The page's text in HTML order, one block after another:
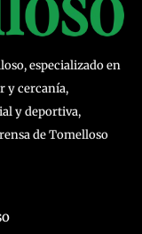
especializado en
y cercanía,
y deportiva,
de Tomelloso